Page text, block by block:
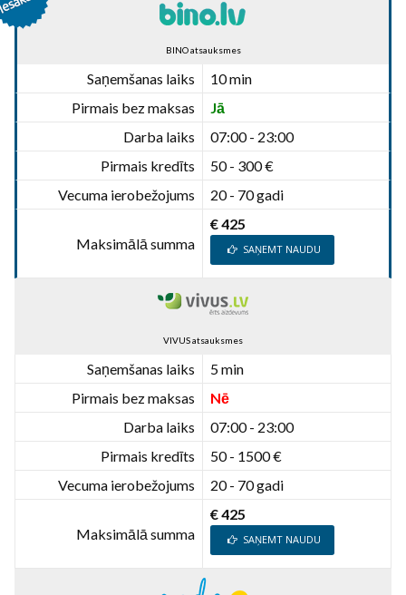
BINO atsauksmes
Saņemšanas laiks
10 min
Pirmais bez maksas
Jā
Darba laiks
07:00 - 23:00
Pirmais kredīts
50 - 300 €
Vecuma ierobežojums
20 - 70 gadi
Maksimālā summa
€ 425
SAŅEMT NAUDU
VIVUS atsauksmes
Saņemšanas laiks
5 min
Pirmais bez maksas
Nē
Darba laiks
07:00 - 23:00
Pirmais kredīts
50 - 1500 €
Vecuma ierobežojums
20 - 70 gadi
Maksimālā summa
€ 425
SAŅEMT NAUDU